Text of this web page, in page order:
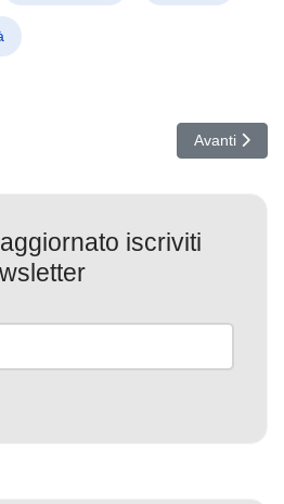
Sotto il Microscopio: Nuova
Articolo
Avanti
iscriviti